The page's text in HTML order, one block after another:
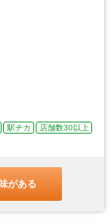
駅チカ
店舗数30以上
がある